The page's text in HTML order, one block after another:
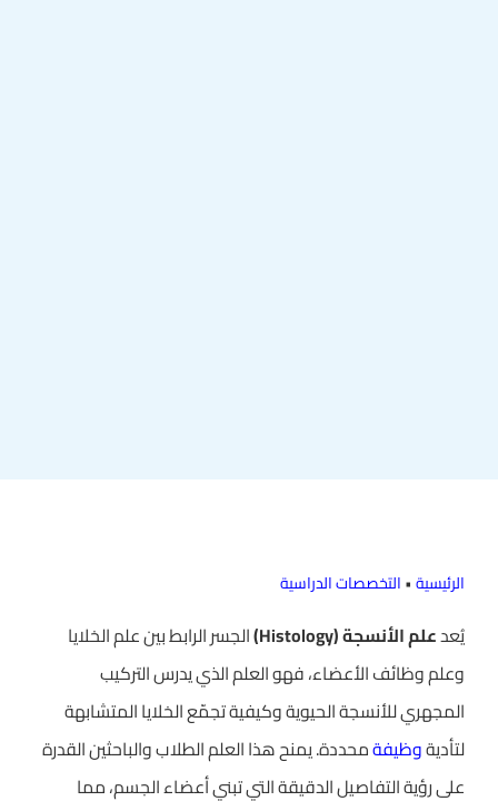
الرئيسية•التخصصات الدراسية
يُعدعلم الأنسجة (Histology)
الجسر الرابط بين علم الخلايا
وعلم وظائف الأعضاء، فهو العلم الذي يدرس التركيب
المجهري للأنسجة الحيوية وكيفية تجمّع الخلايا المتشابهة
لتأديةوظيفةمحددة. يمنح هذا العلم الطلاب والباحثين القدرة
على رؤية التفاصيل الدقيقة التي تبني أعضاء الجسم، مما